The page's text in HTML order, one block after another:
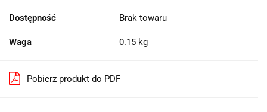
Dostępność Brak towaru
Waga 0.15 kg
Pobierz produkt do PDF